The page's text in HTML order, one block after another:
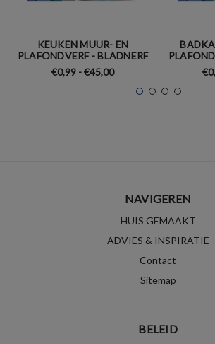
KEUKEN MUUR- EN
PLAFONDVERF - BLADNERF
€0,99 - €45,00
NAVIGEREN
HUIS GEMAAKT
ADVIES & INSPIRATIE
Contact
Sitemap
BELEID